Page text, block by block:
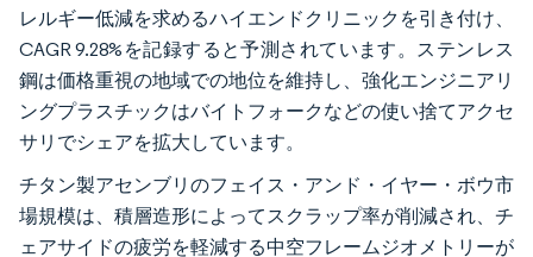
レルギー低減を求めるハイエンドクリニックを引き付け、
CAGR 9.28%を記録すると予測されています。ステンレス
鋼は価格重視の地域での地位を維持し、強化エンジニアリ
ングプラスチックはバイトフォークなどの使い捨てアクセ
サリでシェアを拡大しています。
チタン製アセンブリのフェイス・アンド・イヤー・ボウ市
場規模は、積層造形によってスクラップ率が削減され、チ
ェアサイドの疲労を軽減する中空フレームジオメトリーが